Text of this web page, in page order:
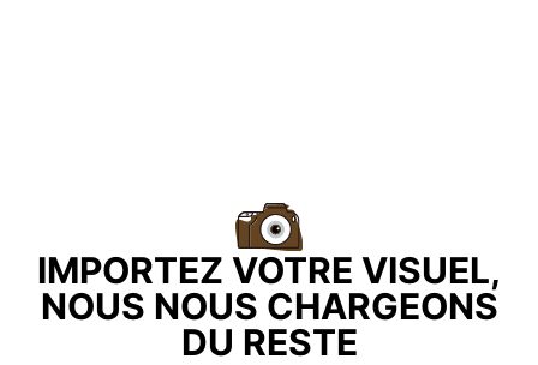
IMPORTEZ VOTRE VISUEL,
NOUS NOUS CHARGEONS
DU RESTE